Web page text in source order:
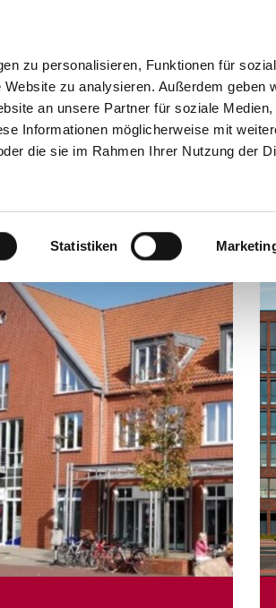
zu personalisieren, Funktionen für
zu analysieren. Außerdem geben
an unsere Partner für soziale Medien,
Informationen möglicherweise mit
die sie im Rahmen Ihrer Nutzung der
Statistiken